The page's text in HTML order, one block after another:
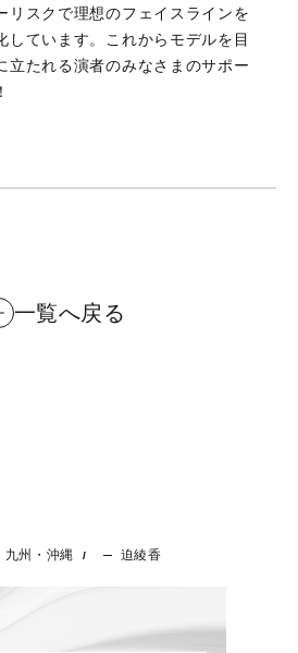
リスクで理想のフェイスラインを
しています。これからモデルを目
立たれる演者のみなさまのサポー
一覧へ戻る
九州・沖縄 / 迫綾香